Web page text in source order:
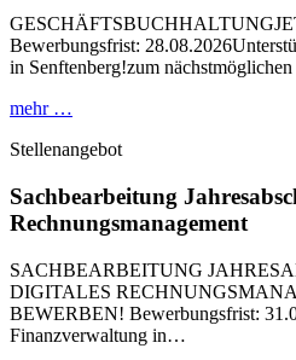
Bewerbungsfrist:
in Senftenberg!zum
mehr …
Stellenangebot
Sachbearbeitung
Rechnungsmanagement
SACHBEARBEITUNG
DIGITALES
BEWERBEN! Bewerbungsfrist:
Finanzverwaltung in…